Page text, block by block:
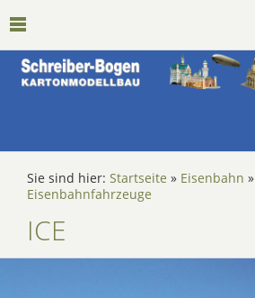
Sie sind hier: Startseite » Eisenbahn »
Eisenbahnfahrzeuge
ICE